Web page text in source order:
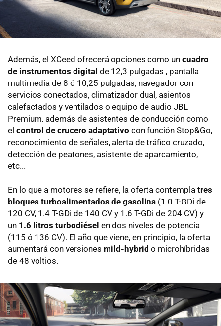
Además, el XCeed ofrecerá opciones como un cuadro
de instrumentos digital de 12,3 pulgadas , pantalla
multimedia de 8 ó 10,25 pulgadas, navegador con
servicios conectados, climatizador dual, asientos
calefactados y ventilados o equipo de audio JBL
Premium, además de asistentes de conducción como
el control de crucero adaptativo con función Stop&Go,
reconocimiento de señales, alerta de tráfico cruzado,
detección de peatones, asistente de aparcamiento,
etc...
En lo que a motores se refiere, la oferta contempla tres
bloques turboalimentados de gasolina (1.0 T-GDi de
120 CV, 1.4 T-GDi de 140 CV y 1.6 T-GDi de 204 CV) y
un 1.6 litros turbodiésel en dos niveles de potencia
(115 ó 136 CV). El año que viene, en principio, la oferta
aumentará con versiones mild-hybrid o microhíbridas
de 48 voltios.